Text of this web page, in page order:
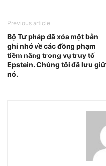
Previous article
Bộ Tư pháp đã xóa một bản
ghi nhớ về các đồng phạm
tiềm năng trong vụ truy tố
Epstein. Chúng tôi đã lưu giữ
nó.